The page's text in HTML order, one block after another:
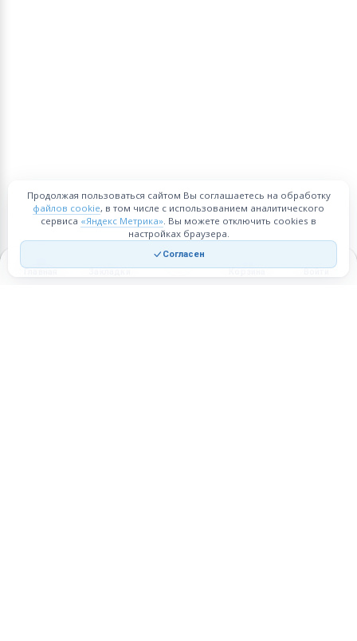
Главная Закладки Корзина Войти
Продолжая пользоваться сайтом Вы соглашаетесь на обработку
файлов cookie, в том числе с использованием аналитического
сервиса «Яндекс Метрика». Вы можете отключить cookies в
настройках браузера.
Согласен